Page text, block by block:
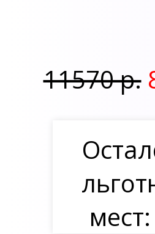
11570 р.
мест: